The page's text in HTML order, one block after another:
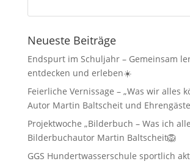
Neueste Beiträge
Endspurt im Schuljahr – Gemeinsam
entdecken und erleben☀️
Feierliche Vernissage – „Was wir alles
Autor Martin Baltscheit und
Projektwoche „Bilderbuch – Was ich
Bilderbuchautor Martin Baltscheit🦁
GGS Hundertwasserschule sportlich